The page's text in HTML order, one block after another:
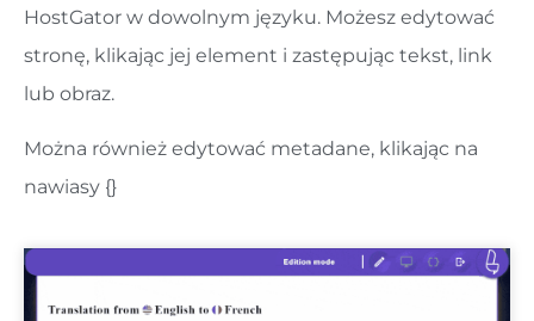
HostGator w dowolnym języku. Możesz edytować
stronę, klikając jej element i zastępując tekst, link
lub obraz.
Można również edytować metadane, klikając na
nawiasy {}